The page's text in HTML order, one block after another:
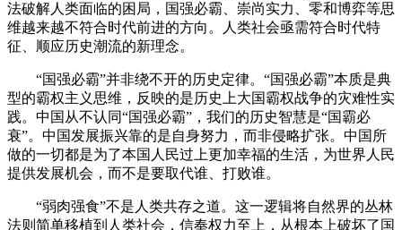
法破解人类面临的困局，国强必霸、崇尚实力、零和博弈等思
维越来越不符合时代前进的方向。人类社会亟需符合时代特
征、顺应历史潮流的新理念。
“国强必霸”并非绕不开的历史定律。“国强必霸”本质是典
型的霸权主义思维，反映的是历史上大国霸权战争的灾难性实
践。中国从不认同“国强必霸”，我们的历史智慧是“国霸必
衰”。中国发展振兴靠的是自身努力，而非侵略扩张。中国所
做的一切都是为了本国人民过上更加幸福的生活，为世界人民
提供发展机会，而不是要取代谁、打败谁。
“弱肉强食”不是人类共存之道。这一逻辑将自然界的丛林
法则简单移植到人类社会，信奉权力至上，从根本上破坏了国